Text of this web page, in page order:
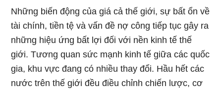
Những biến động của giá cả thế giới, sự bất ổn về
tài chính, tiền tệ và vấn đề nợ công tiếp tục gây ra
những hiệu ứng bất lợi đối với nền kinh tế thế
giới. Tương quan sức mạnh kinh tế giữa các quốc
gia, khu vực đang có nhiều thay đổi. Hầu hết các
nước trên thế giới đều điều chỉnh chiến lược, cơ